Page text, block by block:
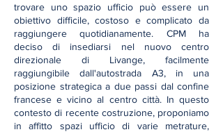
trovare uno spazio ufficio può essere un
obiettivo difficile, costoso e complicato da
raggiungere quotidianamente. CPM ha
deciso di insediarsi nel nuovo centro
direzionale di Livange, facilmente
raggiungibile dall'autostrada A3, in una
posizione strategica a due passi dal confine
francese e vicino al centro città. In questo
contesto di recente costruzione, proponiamo
in affitto spazi ufficio di varie metrature,